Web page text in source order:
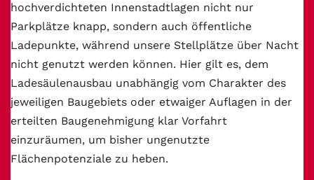
hochverdichteten Innenstadtlagen nicht nur
Parkplätze knapp, sondern auch öffentliche
Ladepunkte, während unsere Stellplätze über Nacht
nicht genutzt werden können. Hier gilt es, dem
Ladesäulenausbau unabhängig vom Charakter des
jeweiligen Baugebiets oder etwaiger Auflagen in der
erteilten Baugenehmigung klar Vorfahrt
einzuräumen, um bisher ungenutzte
Flächenpotenziale zu heben.